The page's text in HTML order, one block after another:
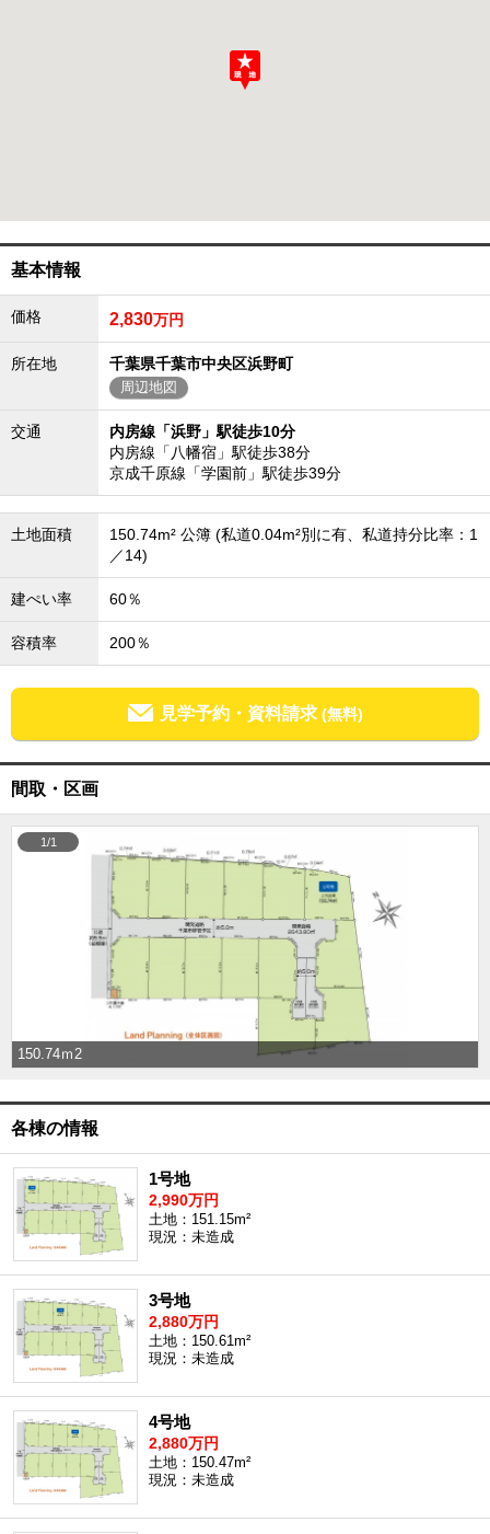
基本情報
価格 2,830万円
所在地 千葉県千葉市中央区浜野町
周辺地図
交通
内房線「浜野」駅徒歩10分
内房線「八幡宿」駅徒歩38分
京成千原線「学園前」駅徒歩39分
土地面積
150.74m² 公簿 (私道0.04m²別に有、私道持分比率：1
／14)
建ぺい率 60％
容積率 200％
見学予約・資料請求 (無料)
間取・区画
150.74ｍ2
1/1
各棟の情報
1号地
2,990万円
土地：151.15m²
現況：未造成
3号地
2,880万円
土地：150.61m²
現況：未造成
4号地
2,880万円
土地：150.47m²
現況：未造成
四街道･佐倉･八千代方面エリアのマンション
四街道･佐倉･八千代方面エリアの土地
船橋･市川･浦安方面エリア
船橋･市川･浦安方面エリアの新築一戸建
船橋･市川･浦安方面エリアの中古一戸建
船橋･市川･浦安方面エリアのマンション
千葉市エリア
千葉市エリアの新築一戸建
千葉市エリアの土地
外房エリアの新築一戸建
外房エリアの中古一戸建
外房エリアのマンション
外房エリアの土地
内房エリアのマンション
内房エリアの土地
東京全域エリアの新築一戸建
東京全域エリアの中古一戸建
東京全域エリアのマンション
東京全域エリアの土地
神奈川全域エリア
神奈川全域エリアの新築一戸建
神奈川全域エリアの中古一戸建
神奈川全域エリアのマンション
神奈川全域エリアの土地
沖縄全域エリア
沖縄全域エリアのマンション
沖縄全域エリアの土地
全店舗営業社員募集！